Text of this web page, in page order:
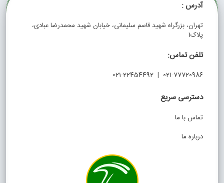
آدرس :
تهران، بزرگراه شهید قاسم سلیمانی، خیابان شهید محمدرضا عبادی،
پلاک1
تلفن تماس:
021-77720986 | 021-22454492
دسترسی سریع
تماس با ما
درباره ما